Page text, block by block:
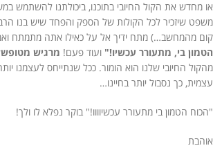
או מחדש את הקול החיובי בתוכנו, ביכולתנו להשתמש
משפט שיזכיר לכל הקולות של הספק והפחד שיש בנו
קום מהמחשב…) מתח ידיך אל על כאילו אתה מתמתח
הטמון בי, מתעורר עכשיו!" ועוד פעם! מרגיש
מהקול החיובי שלנו הוא הומור. ככל שנתייחס לעצמנו
עצמית, כך נסבול יותר בחיינו…
"הכוח הטמון בי מתעורר עכשיוווו!" בוקר נפלא לו ולך!
אוהבת